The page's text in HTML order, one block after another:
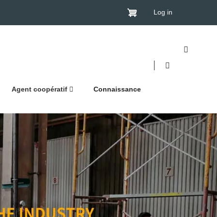
Log in
Agent coopératif Connaissance